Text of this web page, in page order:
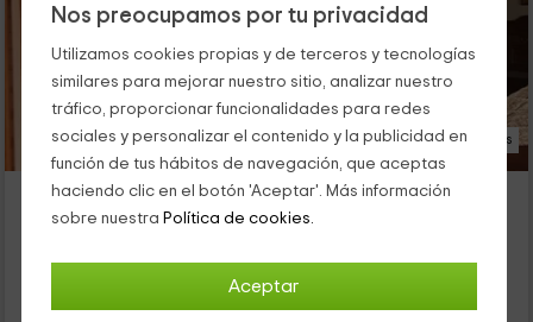
Nos preocupamos por tu privacidad
Utilizamos cookies propias y de terceros y tecnologías
similares para mejorar nuestro sitio, analizar nuestro
tráfico, proporcionar funcionalidades para redes
sociales y personalizar el contenido y la publicidad en
función de tus hábitos de navegación, que aceptas
haciendo clic en el botón 'Aceptar'. Más información
sobre nuestra Política de cookies.
Aceptar
14 Fotos
Borda Lenco Ardiak
Alojamiento ubicado a 3.3km de Zubiri
Alquiler íntegro
4 habitaciones